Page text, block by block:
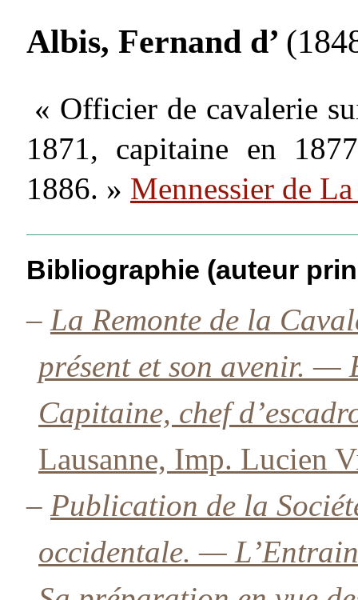
Albis, Fernand d’
« Officier de cavalerie
1871, capitaine en
1886. » Mennessier de
Bibliographie (auteur
– La Remonte de la
présent et son avenir. —
Capitaine, chef
Lausanne, Imp. Lucien
– Publication de la
occidentale. —